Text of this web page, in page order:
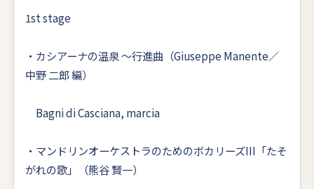
1st stage
・カシアーナの温泉 ～行進曲（Giuseppe Manente／
中野 二郎 編）
Bagni di Casciana, marcia
・マンドリンオーケストラのためのボカリーズIII「たそ
がれの歌」（熊谷 賢一）